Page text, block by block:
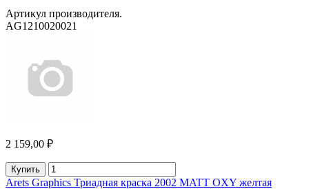
Артикул производителя.
AG1210020021
2 159,00 ₽
Купить
Arets Graphics Триадная краска 2002 MATT OXY желтая